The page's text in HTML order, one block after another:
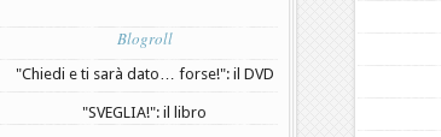
Blogroll
"Chiedi e ti sarà dato… forse!": il DVD
"SVEGLIA!": il libro